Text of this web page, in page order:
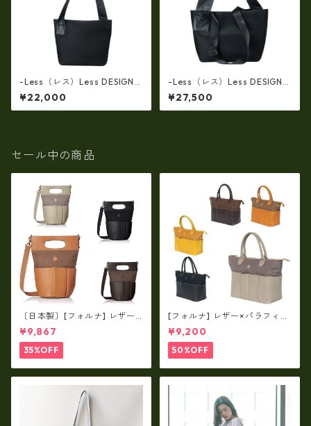
-Less（レス）Less DESIGN
(レスデザイン)ダブルラッセル
ダイヤメッシュx牛革 Mサイ
ズ・ショルダートートバッ
¥22,000
-Less（レス）Less DESIGN
(レスデザイン)ダブルラッセル
ダイヤメッシュx牛革製 Lサ
イズ・ショルダートートバッ
¥27,500
セール中の商品
〔日本製〕[フォルナ] レザー×
パラフィン筒型2way シュリン
クレザー×79Aパラフィン fo
-259630
¥9,867
35%OFF
[フォルナ] レザー×パラフィン
筒型2way シュリンクレザー×
79Aパラフィン トートL fo-2
59632
¥9,200
50%OFF